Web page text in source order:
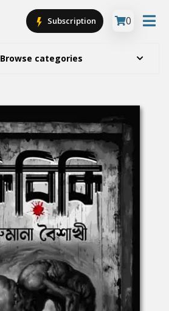
Browse categories
Subscription 0